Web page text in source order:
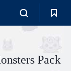
Pack